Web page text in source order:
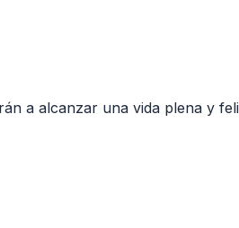
a alcanzar una vida plena y